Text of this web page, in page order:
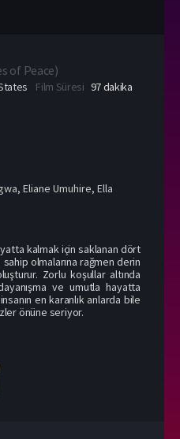
of Peace)
Film Süresi 97 dakika
, Eliane Umuhire, Ella
kalmak için saklanan dört
olmalarına rağmen derin
Zorlu koşullar altında
ve umutla hayatta
en karanlık anlarda bile
önüne seriyor.